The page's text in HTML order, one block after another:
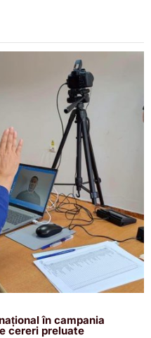
în campania
cereri preluate